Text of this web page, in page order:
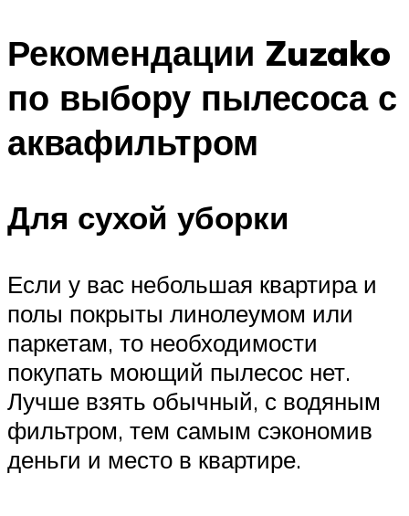
Рекомендации Zuzako
по выбору пылесоса с
аквафильтром
Для сухой уборки
Если у вас небольшая квартира и
полы покрыты линолеумом или
паркетам, то необходимости
покупать моющий пылесос нет.
Лучше взять обычный, с водяным
фильтром, тем самым сэкономив
деньги и место в квартире.